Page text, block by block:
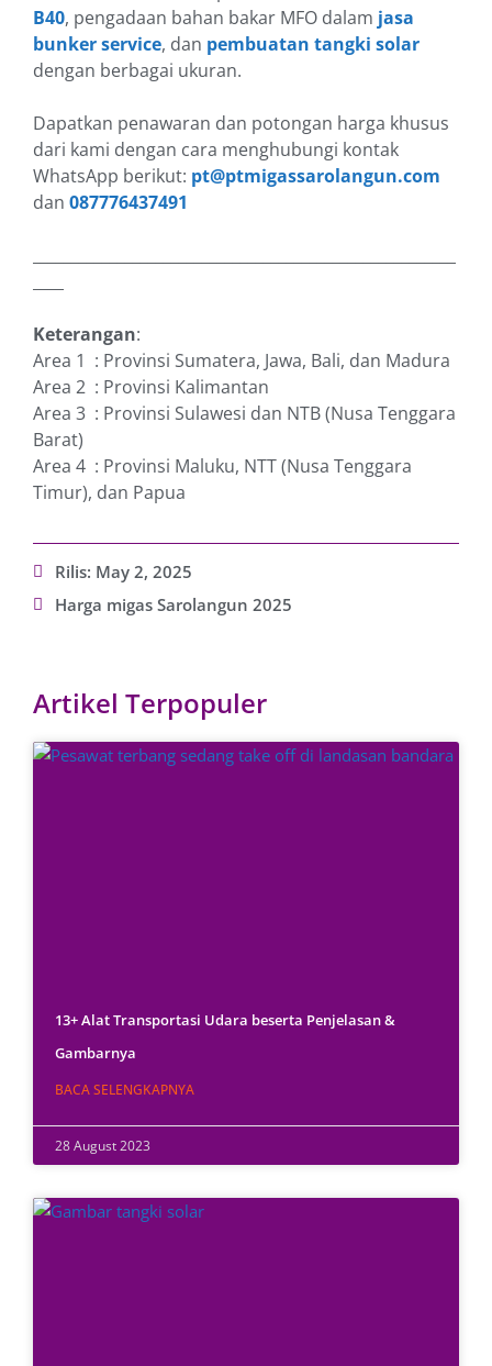
B40, pengadaan bahan bakar MFO dalam jasa
bunker service, dan pembuatan tangki solar
dengan berbagai ukuran.
Dapatkan penawaran dan potongan harga khusus
dari kami dengan cara menghubungi kontak
WhatsApp berikut: pt@ptmigassarolangun.com
dan 087776437491
Keterangan:
Area 1 : Provinsi Sumatera, Jawa, Bali, dan Madura
Area 2 : Provinsi Kalimantan
Area 3 : Provinsi Sulawesi dan NTB (Nusa Tenggara
Barat)
Area 4 : Provinsi Maluku, NTT (Nusa Tenggara
Timur), dan Papua
Rilis: May 2, 2025
Harga migas Sarolangun 2025
Artikel Terpopuler
13+ Alat Transportasi Udara beserta Penjelasan &
Gambarnya
BACA SELENGKAPNYA
28 August 2023